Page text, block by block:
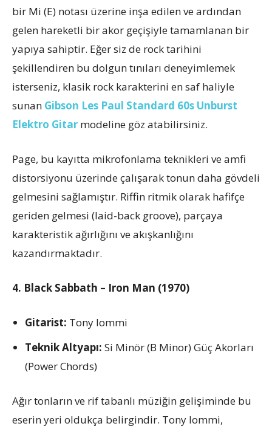
bir Mi (E) notası üzerine inşa edilen ve ardından
gelen hareketli bir akor geçişiyle tamamlanan bir
yapıya sahiptir. Eğer siz de rock tarihini
şekillendiren bu dolgun tınıları deneyimlemek
isterseniz, klasik rock karakterini en saf haliyle
sunan Gibson Les Paul Standard 60s Unburst
Elektro Gitar modeline göz atabilirsiniz.
Page, bu kayıtta mikrofonlama teknikleri ve amfi
distorsiyonu üzerinde çalışarak tonun daha gövdeli
gelmesini sağlamıştır. Riffin ritmik olarak hafifçe
geriden gelmesi (laid-back groove), parçaya
karakteristik ağırlığını ve akışkanlığını
kazandırmaktadır.
4. Black Sabbath – Iron Man (1970)
Gitarist: Tony Iommi
Teknik Altyapı: Si Minör (B Minor) Güç Akorları
(Power Chords)
Ağır tonların ve rif tabanlı müziğin gelişiminde bu
eserin yeri oldukça belirgindir. Tony Iommi,